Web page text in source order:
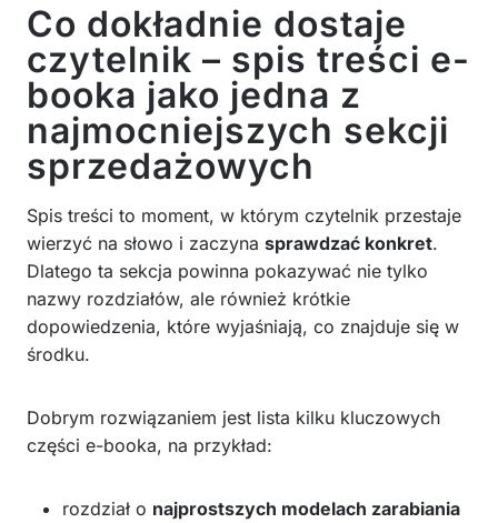
Co dokładnie dostaje
czytelnik – spis treści e-
booka jako jedna z
najmocniejszych sekcji
sprzedażowych
Spis treści to moment, w którym czytelnik przestaje
wierzyć na słowo i zaczyna sprawdzać konkret.
Dlatego ta sekcja powinna pokazywać nie tylko
nazwy rozdziałów, ale również krótkie
dopowiedzenia, które wyjaśniają, co znajduje się w
środku.
Dobrym rozwiązaniem jest lista kilku kluczowych
części e-booka, na przykład:
rozdział o najprostszych modelach zarabiania